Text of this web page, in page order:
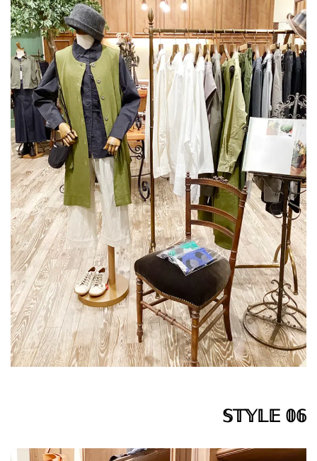
𝕊𝕋𝕐𝕃𝔼 𝟘𝟞